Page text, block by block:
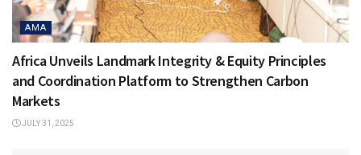
AMA
Africa Unveils Landmark Integrity & Equity Principles
and Coordination Platform to Strengthen Carbon
Markets
JULY 31, 2025